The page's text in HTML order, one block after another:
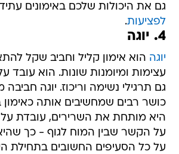
גם את היכולות שלכם באימונים
לפציעות.
4. יוגה
יוגה הוא אימון קליל וחביב שקל
עצימות ומיומנות שונות. הוא עובד
גם תרגילי נשימה וריכוז. יוגה
כושר רבים שמחשיבים אותה
היא מותחת את השרירים, עובדת על
על הקשר שבין המוח לגוף - כך
על כל הסעיפים החשובים בתחילת